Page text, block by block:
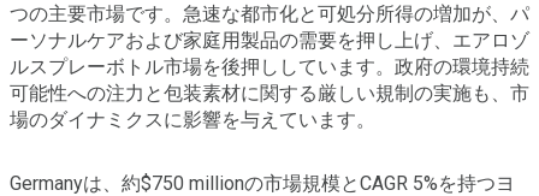
つの主要市場です。急速な都市化と可処分所得の増加が、パ
ーソナルケアおよび家庭用製品の需要を押し上げ、エアロゾ
ルスプレーボトル市場を後押ししています。政府の環境持続
可能性への注力と包装素材に関する厳しい規制の実施も、市
場のダイナミクスに影響を与えています。
Germanyは、約$750 millionの市場規模とCAGR 5%を持つヨ